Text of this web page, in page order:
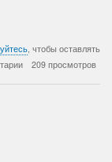
, чтобы оставлять
209 просмотров